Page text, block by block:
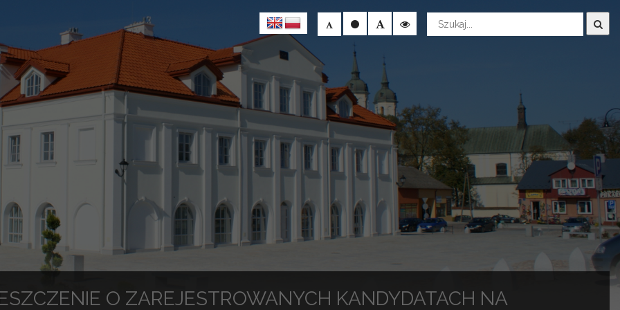
Wyszukaj
O ZAREJESTROWANYCH KANDYDATACH NA